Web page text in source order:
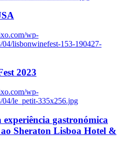
wp-
04/lisbonwinefest-153-190427-
2023
wp-
04/le_petit-335x256.jpg
experiência gastronómica
Sheraton Lisboa Hotel &